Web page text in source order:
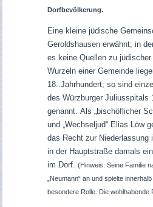
Dorfbevölkerung.
Eine kleine jüdische
Geroldshausen erwähnt; in
es keine Quellen zu
Wurzeln einer Gemeinde
18..Jahrhundert; so sind
des Würzburger Juliusspitals
genannt. Als „bischöflicher
und „Wechseljud“ Elias Löw
das Recht zur Niederlassung
in der Hauptstraße damals
im Dorf.
(Hinweis: Seine Familie
„Neumann“ an und spielte
besondere Rolle. Die wohlhabende